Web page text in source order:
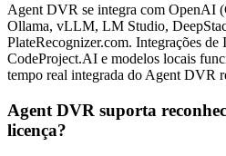
Agent DVR se integra com OpenAI
Ollama, vLLM, LM Studio,
PlateRecognizer.com. Integrações de
CodeProject.AI e modelos locais
tempo real integrada do Agent DVR
Agent DVR suporta
licença?